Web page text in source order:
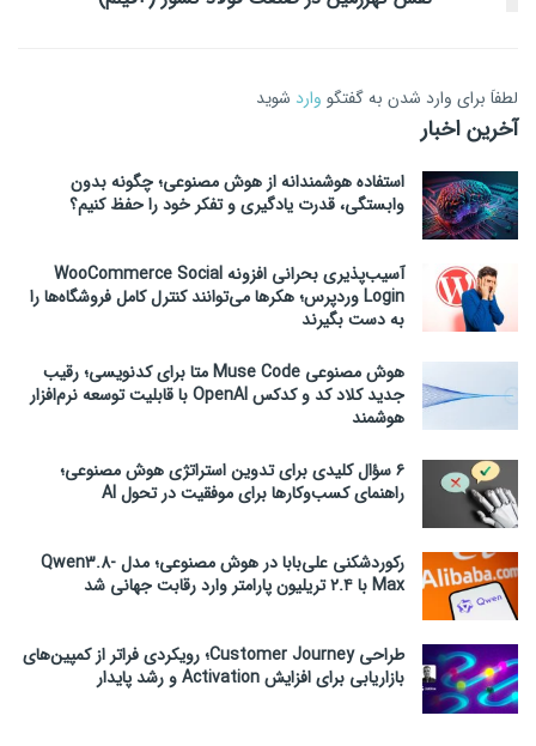
لطفاَ برای وارد شدن به گفتگو وارد شوید
آخرین اخبار
استفاده هوشمندانه از هوش مصنوعی؛ چگونه بدون
وابستگی، قدرت یادگیری و تفکر خود را حفظ کنیم؟
آسیب‌پذیری بحرانی افزونه WooCommerce Social
Login وردپرس؛ هکرها می‌توانند کنترل کامل فروشگاه‌ها را
به دست بگیرند
هوش مصنوعی Muse Code متا برای کدنویسی؛ رقیب
جدید کلاد کد و کدکس OpenAI با قابلیت توسعه نرم‌افزار
هوشمند
۶ سؤال کلیدی برای تدوین استراتژی هوش مصنوعی؛
راهنمای کسب‌وکارها برای موفقیت در تحول AI
رکوردشکنی علی‌بابا در هوش مصنوعی؛ مدل Qwen3.8-
Max با ۲.۴ تریلیون پارامتر وارد رقابت جهانی شد
طراحی Customer Journey؛ رویکردی فراتر از کمپین‌های
بازاریابی برای افزایش Activation و رشد پایدار